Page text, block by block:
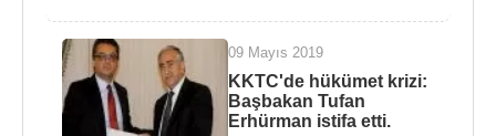
09 Mayıs 2019
KKTC'de hükümet krizi:
Başbakan Tufan
Erhürman istifa etti.